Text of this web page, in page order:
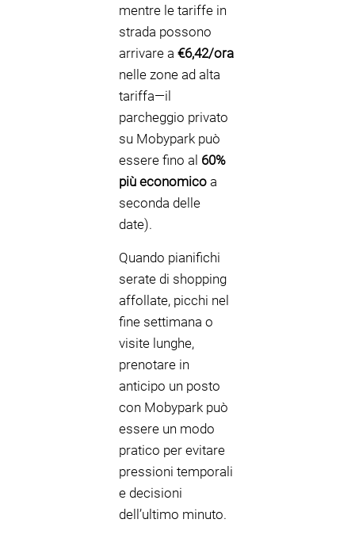
mentre le tariffe in
strada possono
arrivare a €6,42/ora
nelle zone ad alta
tariffa—il
parcheggio privato
su Mobypark può
essere fino al 60%
più economico a
seconda delle
date).
Quando pianifichi
serate di shopping
affollate, picchi nel
fine settimana o
visite lunghe,
prenotare in
anticipo un posto
con Mobypark può
essere un modo
pratico per evitare
pressioni temporali
e decisioni
dell’ultimo minuto.